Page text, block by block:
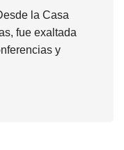
la Casa
fue exaltada
y